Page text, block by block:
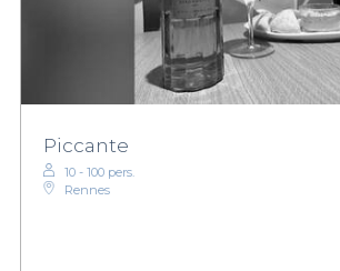
Piccante
10 - 100 pers.
Rennes